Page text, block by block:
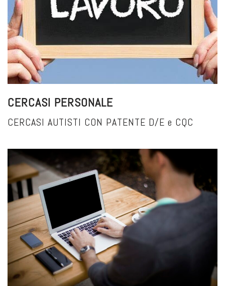
CERCASI PERSONALE
CERCASI AUTISTI CON PATENTE D/E e CQC